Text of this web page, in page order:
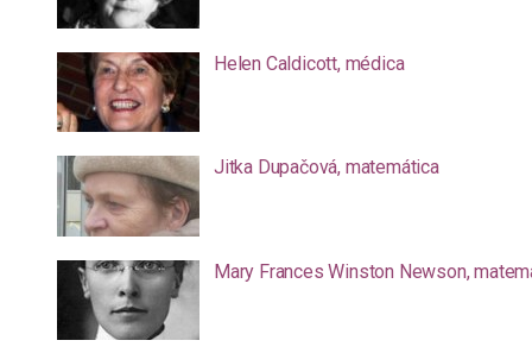
Helen Caldicott, médica
Jitka Dupačová, matemática
Mary Frances Winston Newson,